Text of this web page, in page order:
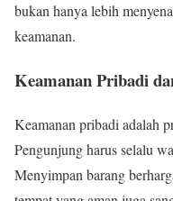
bukan hanya lebih
keamanan.
Keamanan Pribadi
Keamanan pribadi adalah
Pengunjung harus selalu
Menyimpan barang